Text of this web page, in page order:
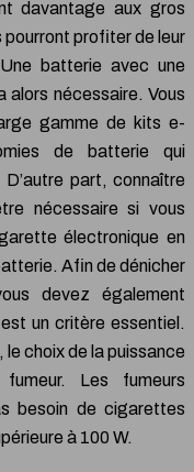
davantage aux gros
pourront profiter de leur
batterie avec une
alors nécessaire. Vous
gamme de kits e-
de batterie qui
part, connaître
nécessaire si vous
électronique en
Afin de dénicher
devez également
un critère essentiel.
choix de la puissance
Les fumeurs
besoin de cigarettes
à 100 W.